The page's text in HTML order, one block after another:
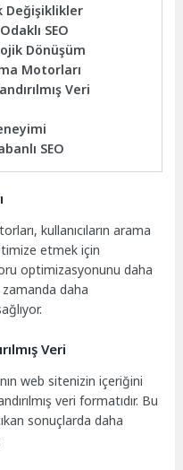
Değişiklikler
SEO
Dönüşüm
Motorları
Veri
SEO
kullanıcıların arama
etmek için
optimizasyonunu daha
zamanda daha
Veri
web sitenizin içeriğini
veri formatıdır. Bu
sonuçlarda daha